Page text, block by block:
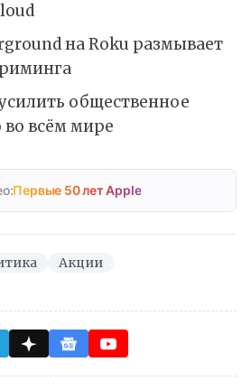
на Roku размывает
общественное
во всём мире
Первые 50 лет Apple
Акции